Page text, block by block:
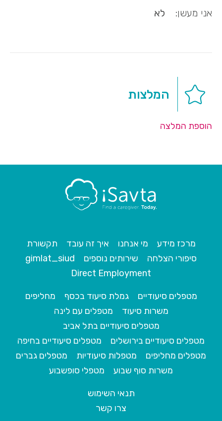
אני מעשן:
לא
המלצות
הוספת המלצה
מרכז מידע מי אנחנו איך זה עובד
תקשורת
סיפורי הצלחה
שירותים נוספים
gimlat_siud
Direct Employment
מטפלים סיעודיים גמלת סיעוד בכסף
מחליפים
משרות סיעוד
מטפלים עם לינה
מטפלים סיעודיים בתל אביב
מטפלים סיעודיים בירושלים
מטפלים סיעודיים בחיפה
מטפלים מחליפים
מטפלות סיעודיות
מטפלים גברים
משרות סוף שבוע
מטפלי סופשבוע
תנאי השימוש
צרו קשר